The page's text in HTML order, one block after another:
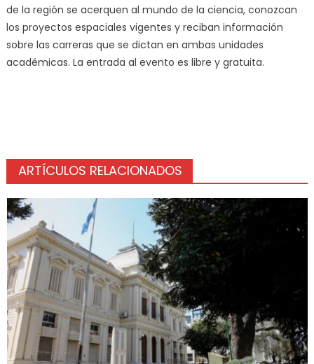
de la región se acerquen al mundo de la ciencia, conozcan
los proyectos espaciales vigentes y reciban información
sobre las carreras que se dictan en ambas unidades
académicas. La entrada al evento es libre y gratuita.
ARTÍCULOS RELACIONADOS